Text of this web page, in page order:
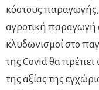
κόστους παραγωγής,
αγροτική παραγωγή
κλυδωνισμοί στο
της Covid θα
της αξίας της